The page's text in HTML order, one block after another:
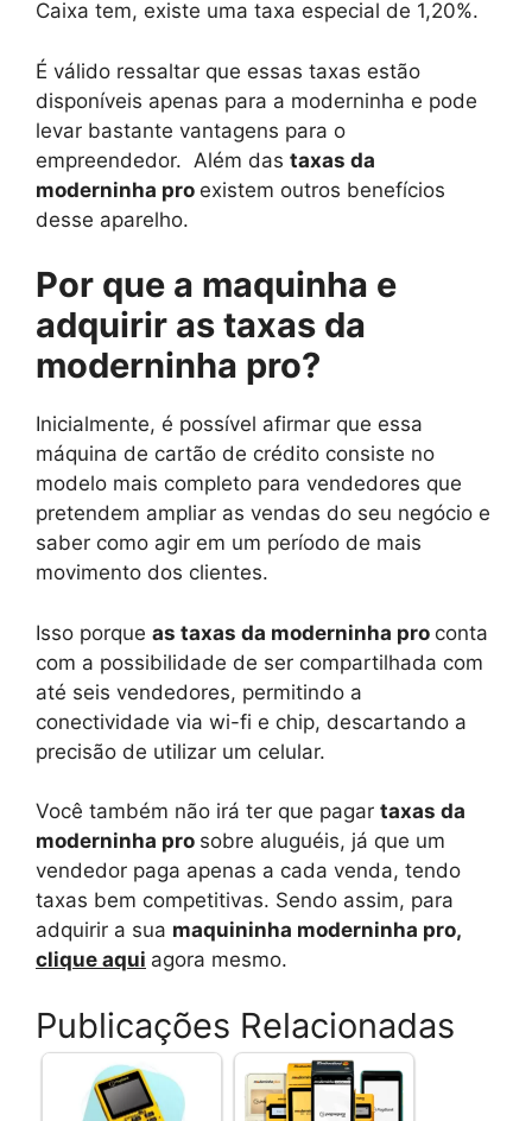
Caixa tem, existe uma taxa especial de 1,20%.
É válido ressaltar que essas taxas estão
disponíveis apenas para a moderninha e pode
levar bastante vantagens para o
empreendedor. Além das taxas da
moderninha pro existem outros benefícios
desse aparelho.
Por que a maquinha e
adquirir as taxas da
moderninha pro?
Inicialmente, é possível afirmar que essa
máquina de cartão de crédito consiste no
modelo mais completo para vendedores que
pretendem ampliar as vendas do seu negócio e
saber como agir em um período de mais
movimento dos clientes.
Isso porque as taxas da moderninha pro conta
com a possibilidade de ser compartilhada com
até seis vendedores, permitindo a
conectividade via wi-fi e chip, descartando a
precisão de utilizar um celular.
Você também não irá ter que pagar taxas da
moderninha pro sobre aluguéis, já que um
vendedor paga apenas a cada venda, tendo
taxas bem competitivas. Sendo assim, para
adquirir a sua maquininha moderninha pro,
clique aqui agora mesmo.
Publicações Relacionadas